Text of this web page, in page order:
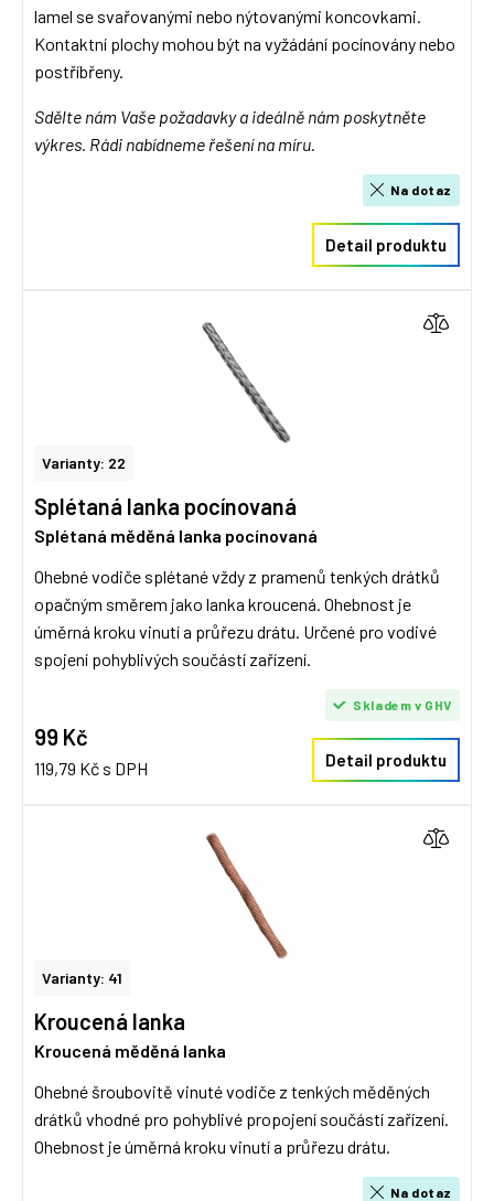
lamel se svařovanými nebo nýtovanými koncovkami.
Kontaktní plochy mohou být na vyžádání pocínovány nebo
postříbřeny.
Sdělte nám Vaše požadavky a ideálně nám poskytněte
výkres. Rádi nabídneme řešení na míru.
Na dotaz
Detail produktu
Varianty: 22
Splétaná lanka pocínovaná
Splétaná měděná lanka pocínovaná
Ohebné vodiče splétané vždy z pramenů tenkých drátků
opačným směrem jako lanka kroucená. Ohebnost je
úměrná kroku vinutí a průřezu drátu. Určené pro vodivé
spojení pohyblivých součástí zařízení.
99 Kč
119,79 Kč s DPH
Skladem v GHV
Detail produktu
Varianty: 41
Kroucená lanka
Kroucená měděná lanka
Ohebné šroubovitě vinuté vodiče z tenkých měděných
drátků vhodné pro pohyblivé propojení součástí zařízení.
Ohebnost je úměrná kroku vinutí a průřezu drátu.
Na dotaz